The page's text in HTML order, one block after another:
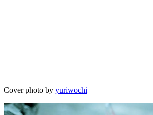
Cover photo by yuriwochi